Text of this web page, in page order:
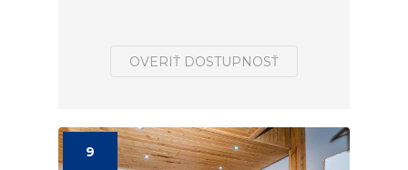
OVERIŤ DOSTUPNOSŤ
9